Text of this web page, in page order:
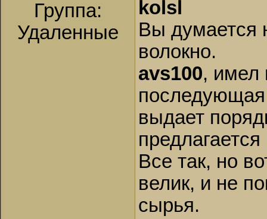
Группа:
Удаленные
kolsl
Вы думается
волокно.
avs100, имел
последующая
выдает
Все так, но
велик, и не
сырья.